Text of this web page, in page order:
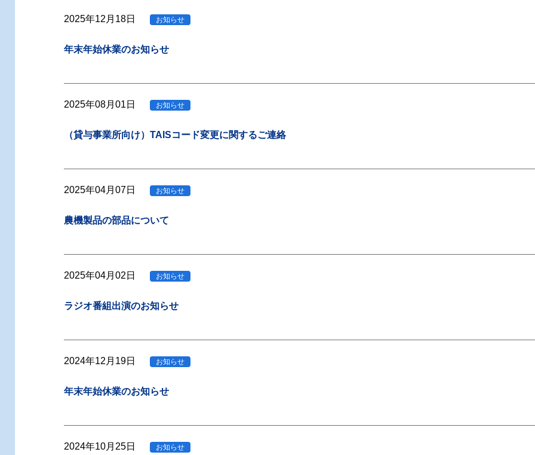
2025年12月18日 お知らせ
年末年始休業のお知らせ
2025年08月01日 お知らせ
（貸与事業所向け）TAISコード変更に関するご連絡
2025年04月07日 お知らせ
農機製品の部品について
2025年04月02日 お知らせ
ラジオ番組出演のお知らせ
2024年12月19日 お知らせ
年末年始休業のお知らせ
2024年10月25日 お知らせ